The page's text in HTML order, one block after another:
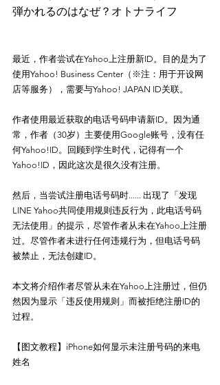
弾かれるのはなぜ？オトナライフ
最近，作者尝试在Yahoo上注册新ID。目的是为了
使用Yahoo! Business Center（※注：用于开设网
店等服务），需要与Yahoo! JAPAN ID关联。
作者使用最近获取的电话号码申请新ID。因为通
常，作者（30岁）主要使用Google账号，没有任
何Yahoo!ID。回顾到学生时代，记得有一个
Yahoo!ID，因此这次是很久没有注册。
然后，当尝试注册电话号码时...... 出现了「发现
LINE Yahoo共同使用规则违反行为，此电话号码
无法使用」的提示，尽管作者从未在Yahoo上注册
过。尽管作者未进行任何违规行为，但电话号码
被禁止，无法创建ID。
本文将介绍作者尽管从未在Yahoo上注册过，但仍
然因为显示「违反使用规则」而被拒绝注册ID的
过程。
【图文教程】iPhone如何显示未注册号码的来电
姓名